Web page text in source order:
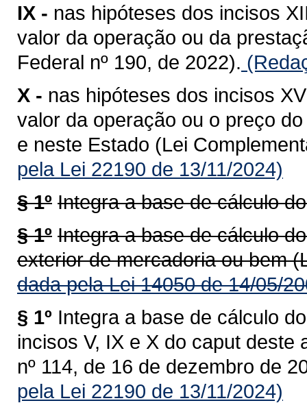
IX - nas hipóteses dos incisos
valor da operação ou da
Federal nº 190, de 2022).
X - nas hipóteses dos incisos
valor da operação ou o preço
e neste Estado (Lei
pela Lei 22190 de 13/11/2024)
§ 1º Integra a base de cálculo
§ 1º Integra a base de cálculo
exterior de mercadoria ou bem
dada pela Lei 14050 de 14/05/
§ 1º Integra a base de cálculo
incisos V, IX e X do caput
nº 114, de 16 de dezembro de
pela Lei 22190 de 13/11/2024)